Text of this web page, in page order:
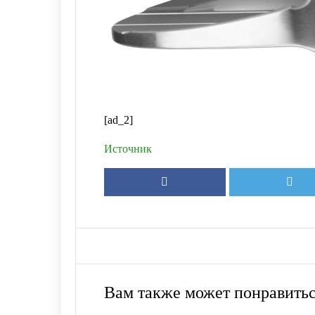
[ad_2]
Источник
Вам также может